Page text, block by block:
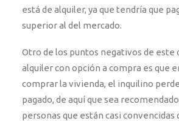
está de alquiler, ya que tendría que
superior al del mercado.
Otro de los puntos negativos de este
alquiler con opción a compra es que
comprar la vivienda, el inquilino
pagado, de aquí que sea
personas que están casi convencidas